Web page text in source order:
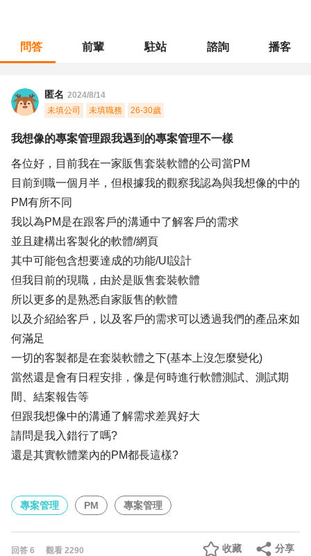
問答 前輩 駐站 諮詢 播客
匿名 2024/8/14
未填公司
未填職務 26-30歲
我想像的專案管理跟我遇到的專案管理不一樣
各位好，目前我在一家販售套裝軟體的公司當PM
目前到職一個月半，但根據我的觀察我認為與我想像的中的
PM有所不同
我以為PM是在跟客戶的溝通中了解客戶的需求
並且建構出客製化的軟體/網頁
其中可能包含想要達成的功能/UI設計
但我目前的現職，由於是販售套裝軟體
所以更多的是熟悉自家販售的軟體
以及介紹給客戶，以及客戶的需求可以透過我們的產品來如
何滿足
一切的客製都是在套裝軟體之下(基本上沒怎麼變化)
當然還是會有日程安排，像是何時進行軟體測試、測試期
間、結案報告等
但跟我想像中的溝通了解需求差異好大
請問是我入錯行了嗎?
還是其實軟體業內的PM都長這樣?
專案管理 PM 專案管理
回答 6 觀看 2290 分享
收藏